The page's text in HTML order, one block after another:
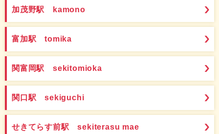
加茂野駅 kamono
富加駅 tomika
関富岡駅 sekitomioka
関口駅 sekiguchi
せきてらす前駅 sekiterasu mae